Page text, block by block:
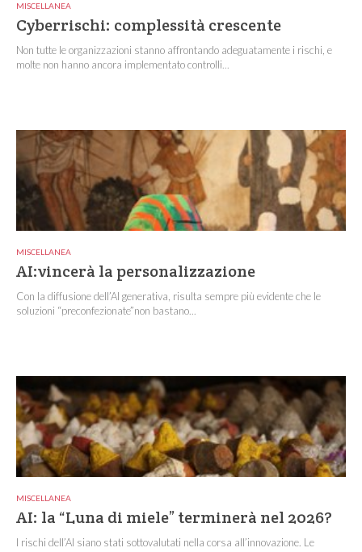
MISCELLANEA
Cyberrischi: complessità crescente
Non tutte le organizzazioni stanno affrontando adeguatamente i rischi, e
molte non hanno ancora implementato controlli...
MISCELLANEA
AI:vincerà la personalizzazione
Con la diffusione dell’AI generativa, risulta sempre più evidente che le
soluzioni “preconfezionate”non bastano...
MISCELLANEA
AI: la “Luna di miele” terminerà nel 2026?
I rischi dell’AI siano stati sottovalutati nella corsa all’innovazione. Le